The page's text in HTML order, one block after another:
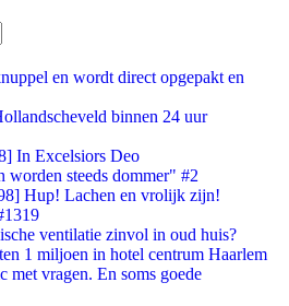
en wordt direct opgepakt en
binnen 24 uur
In Excelsiors Deo
worden steeds dommer" #2
Hup! Lachen en vrolijk zijn!
ventilatie zinvol in oud huis?
1 miljoen in hotel centrum Haarlem
vragen. En soms goede